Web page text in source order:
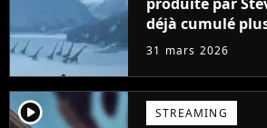
déjà cumulé
de vues
31 mars 2026
player2 STREAMING